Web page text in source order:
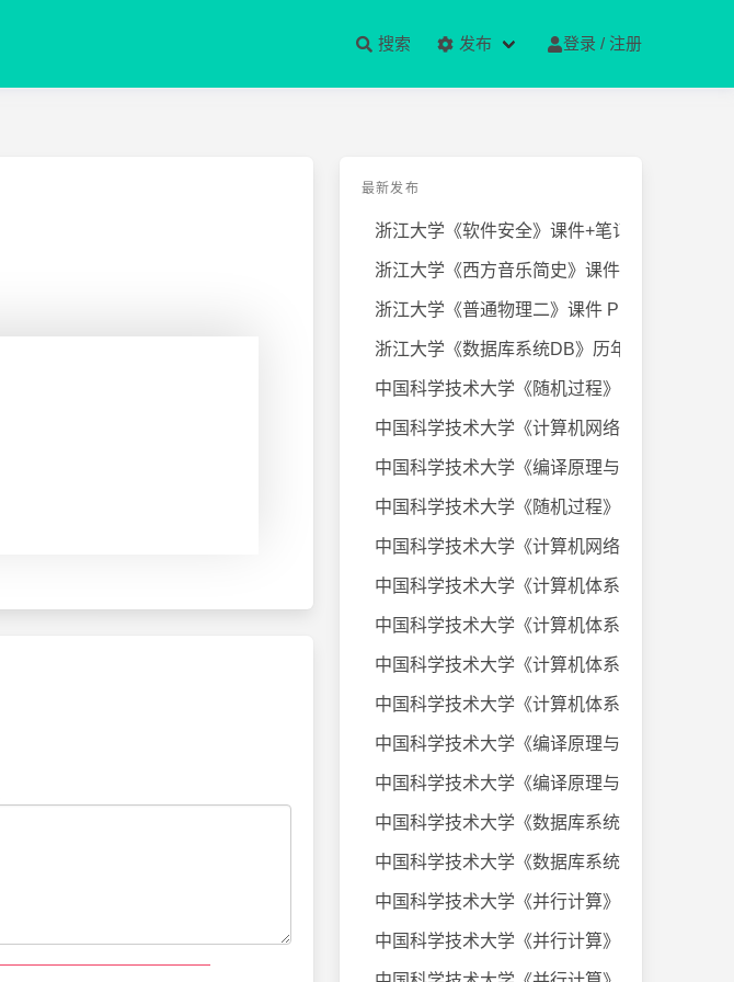
搜索 发布 登录 / 注册
最新发布
浙江大学《软件安全》课件+笔记
浙江大学《西方音乐简史》课件+笔
浙江大学《普通物理二》课件 PPT
浙江大学《数据库系统DB》历年试卷
中国科学技术大学《随机过程》近几
中国科学技术大学《计算机网络》课
中国科学技术大学《编译原理与技术
中国科学技术大学《随机过程》课件
中国科学技术大学《计算机网络》20
中国科学技术大学《计算机体系结构
中国科学技术大学《计算机体系结构
中国科学技术大学《计算机体系结构
中国科学技术大学《计算机体系结构
中国科学技术大学《编译原理与技术
中国科学技术大学《编译原理与技术
中国科学技术大学《数据库系统及应
中国科学技术大学《数据库系统及应
中国科学技术大学《并行计算》考试
中国科学技术大学《并行计算》考试